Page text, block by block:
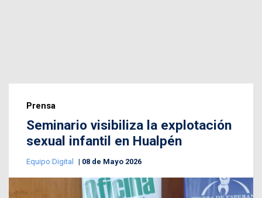
Prensa
Seminario visibiliza la explotación
sexual infantil en Hualpén
Equipo Digital 08 de Mayo 2026